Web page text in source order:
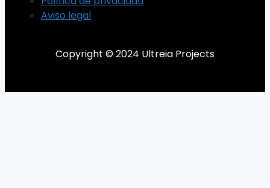
Aviso legal
Copyright © 2024 Ultreia Projects